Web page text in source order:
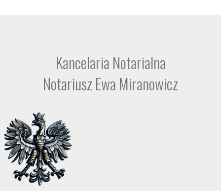
Kancelaria Notarialna
Notariusz Ewa Miranowicz